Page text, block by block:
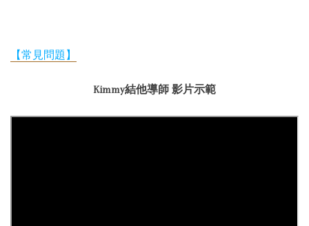
【常見問題】
Kimmy結他導師 影片示範